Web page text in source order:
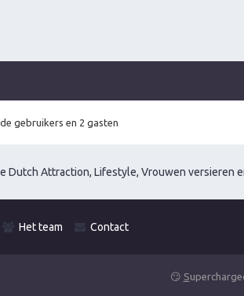
gebruikers en 2 gasten
Dutch Attraction, Lifestyle, Vrouwen versieren
Het team Contact
😏 S